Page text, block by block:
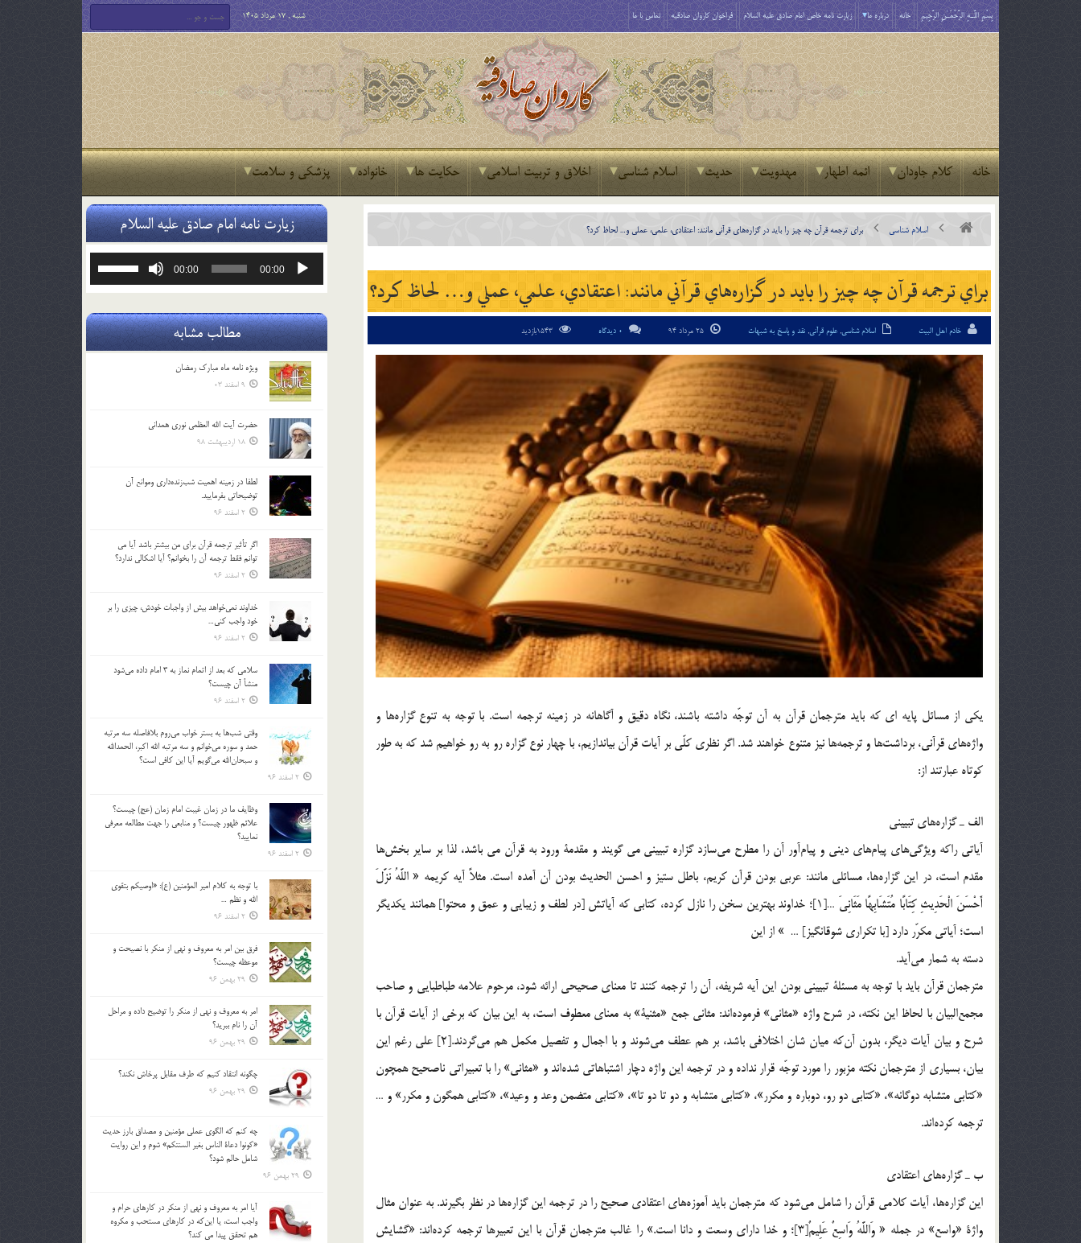
بِسْمِ اللَّـهِ الرَّحْمَـٰنِ الرَّحِيمِ خانه درباره ما زیارت نامه خاص امام صادق علیه السلام فراخوان کاروان صادقیه تماس با ما شنبه , 17 مرداد 1405
خانه کلام جاودان ائمه اطهار مهدویت حدیث اسلام شناسی اخلاق و تربیت اسلامی حکایت ها خانواده پزشکی و سلامت
اسلام شناسی براي ترجمه قرآن چه چيز را بايد در گزاره‌‌هاي قرآني مانند: اعتقادي، علمي، عملي و… لحاظ كرد؟
براي ترجمه قرآن چه چيز را بايد در گزاره‌‌هاي قرآني مانند: اعتقادي، علمي، عملي و… لحاظ كرد؟
خادم اهل البیت اسلام شناسی,علوم قرآنی, نقد و پاسخ به شبهات 0 دیدگاه
يكي از مسائل پايه اي كه بايد مترجمان قرآن به آن توجّه داشته باشند، نگاه دقيق و آگاهانه در زمينه ترجمه است. با توجه به تنوع گزاره‌ها و
واژه‌هاي قرآني، برداشت‌ها و ترجمه‌ها نيز متنوع خواهند شد. اگر نظري كلّي بر آيات قرآن بياندازيم، با چهار نوع گزاره رو به رو خواهيم شد كه به طور
کوتاه عبارتند از:
الف ـ گزاره‌هاي تبييني
آياتي راكه ويژگي‌هاي پيام‌هاي ديني و پيام‌آور آن را مطرح مي‌سازد گزاره تبييني مي گويند و مقدمة ورود به قرآن مي باشد، لذا بر ساير بخش‌ها
مقدم است، در اين گزاره‌ها، مسائلي مانند: عربي بودن قرآن كريم، باطل ستيز و احسن الحديث بودن آن آمده است. مثلاً آيه كريمه « اللَّهُ نَزَّلَ
أَحْسَنَ الْحَدِيثِ كِتَابًا مُتَشَابِهًا مَثَانِيَ …[1]؛ خداوند بهترين سخن را نازل كرده‏، كتابى كه آياتش [در لطف و زيبايى و عمق و محتوا] همانند يكديگر
است‏؛ آياتى مكرّر دارد [با تكرارى شوق‏انگيز] … » از اين
دسته به شمار مي‌آيد.
مترجمان قرآن بايد با توجه به مسئلة تبييني بودن اين آيه شريفه، آن را ترجمه كنند تا معناي صحيحي ارائه شود، مرحوم علامه طباطبايي و صاحب
مجمع‌البيان با لحاظ اين نکته، در شرح واژه «مثاني» فرموده‌اند: مثاني جمع «مثنية» به معناي معطوف است، به اين بيان كه برخي از آيات قرآن با
شرح و بيان آيات ديگر، بدون آن‌كه ميان شان اختلافي باشد، بر هم عطف مي‌شوند و با اجمال و تفصيل مكمل هم مي‌گردند.[2] علي رغم اين
بيان، بسياري از مترجمان نكته مزبور را مورد توجّه قرار نداده و در ترجمه اين واژه دچار اشتباهاتي شده‌اند و «مثاني» را با تعبيراتي ناصحيح همچون
«كتابي متشابه دوگانه»، «كتابي دو رو، دوباره و مكرر»، «كتابي متشابه و دو تا دو تا»، «كتابي متضمن وعد و وعيد»، «كتابي همگون و مكرر» و …
ترجمه كرده‌اند.
ب ـ گزاره‌هاي اعتقادي
اين گزاره‌ها، آيات كلامي قرآن را شامل مي‌شود كه مترجمان بايد آموزه‌هاي اعتقادي صحيح را در ترجمه اين گزاره‌ها در نظر بگيرند. به عنوان مثال
واژة «واسع» در جمله « وَاللَّهُ وَاسِعٌ عَلِيمٌ[3]؛ و خدا داراي وسعت و دانا است.» را غالب مترجمان قرآن با اين تعبيرها ترجمه كرده‌اند: «گشايش
زیارت نامه امام صادق علیه السلام
پخش‌کننده
00:00
00:00
یا
صدا
کلیدهای
مطالب مشابه
ویژه نامه ماه مبارک رمضان
9 اسفند 03
حضرت آیت الله العظمی نوری همدانی
18 اردیبهشت 98
لطفا در زمينه اهميت شب‌زنده‌داري وموانع آن
توضيحاتي بفرماييد.
2 اسفند 96
اگر تأثير ترجمه قرآن براي من بيشتر باشد آيا مي
توانم فقط ترجمه آن را بخوانم؟ آيا اشكالي ندارد؟
2 اسفند 96
خداوند نمي‌خواهد بيش از واجبات خودش، چيزي را بر
خود واجب كني…
2 اسفند 96
سلامي كه بعد از اتمام نماز به 3 امام داده مي‌شود
منشأ آن چيست؟
2 اسفند 96
وقتي شب‌ها به بستر خواب مي‌روم بلافاصله سه مرتبه
حمد و سوره مي‌خوانم و سه مرتبه الله اكبر، الحمدالله
و سبحان‌الله مي‌گويم آيا اين كافي است؟
2 اسفند 96
وظايف ما در زمان غيبت امام زمان (عج) چيست؟
علائم ظهور چيست؟ و منابعي را جهت مطالعه معرفي
نماييد؟
2 اسفند 96
با توجه به كلام امير المؤمنين (ع): «اوصيكم بتقوي
الله و نظم …
2 اسفند 96
فرق بين امر به معروف و نهي از منكر با نصيحت و
موعظه چيست؟
29 بهمن 96
امر به معروف و نهي از منكر را توضيح داده و مراحل
آن را نام ببريد؟
29 بهمن 96
چگونه انتقاد كنيم كه طرف مقابل پرخاش نكند؟
29 بهمن 96
چه كنم كه الگوي عملي مؤمنين و مصداق بارز حديث
«كونوا دعاة الناس بغير السنتكم» شوم و اين روايت
شامل حالم شود؟
29 بهمن 96
آيا امر به معروف و نهي از منكر در كارهاي حرام و
واجب است، يا اين‌كه در كارهاي مستحب و مكروه
هم تحقق پيدا مي كند؟